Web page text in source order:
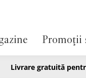
Promoții
Livrare gratuită